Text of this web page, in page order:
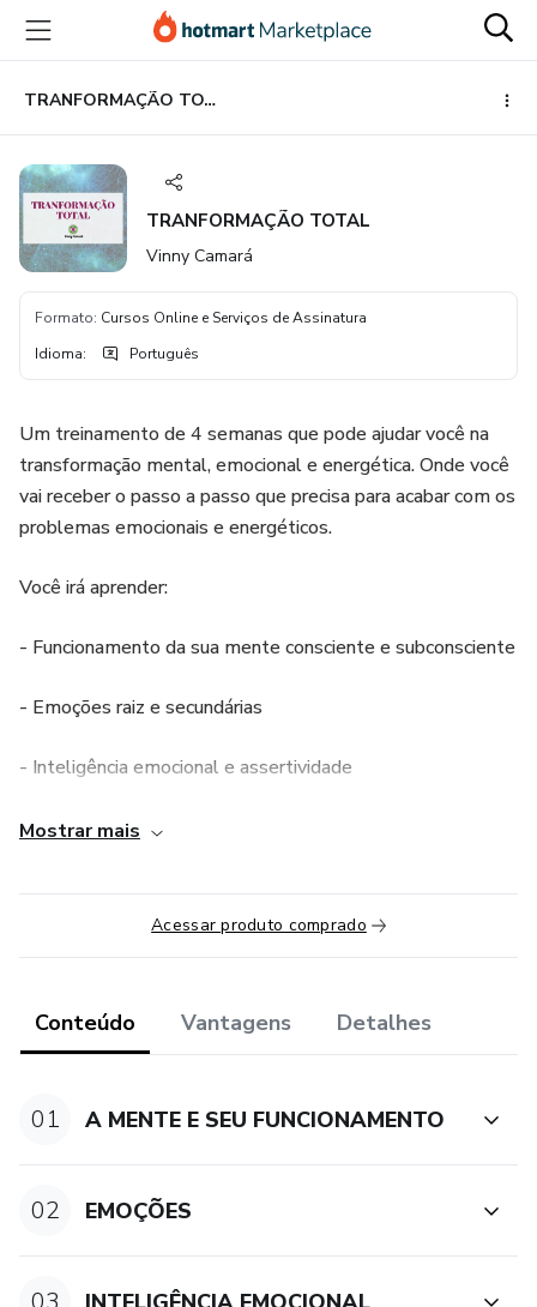
para
conteúdo
principal
para
pagamento
para
rodapé
TRANFORMAÇÃO TOTAL
TRANFORMAÇÃO TOTAL
Vinny Camará
Formato: Cursos Online e Serviços de Assinatura
Idioma: Português
Um treinamento de 4 semanas que pode ajudar você na
transformação mental, emocional e energética. Onde você
vai receber o passo a passo que precisa para acabar com os
problemas emocionais e energéticos.
Você irá aprender:
- Funcionamento da sua mente consciente e subconsciente
- Emoções raiz e secundárias
- Inteligência emocional e assertividade
- Ressignificação de crenças limitantes
- Técnicas de meditação
Mostrar mais
Acessar produto comprado
Conteúdo Vantagens Detalhes
01 A MENTE E SEU FUNCIONAMENTO
02 EMOÇÕES